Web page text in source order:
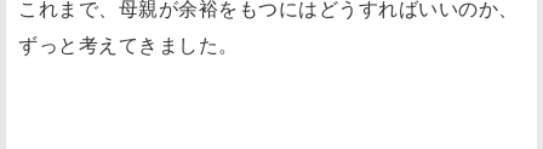
これまで、母親が余裕をもつにはどうすればいいのか、
ずっと考えてきました。